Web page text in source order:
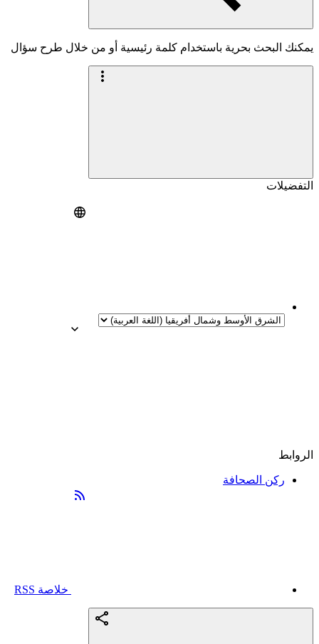
يمكنك البحث بحرية باستخدام كلمة رئيسية أو من خلال طرح سؤال
التفضيلات
الروابط
ركن الصحافة
خلاصة RSS